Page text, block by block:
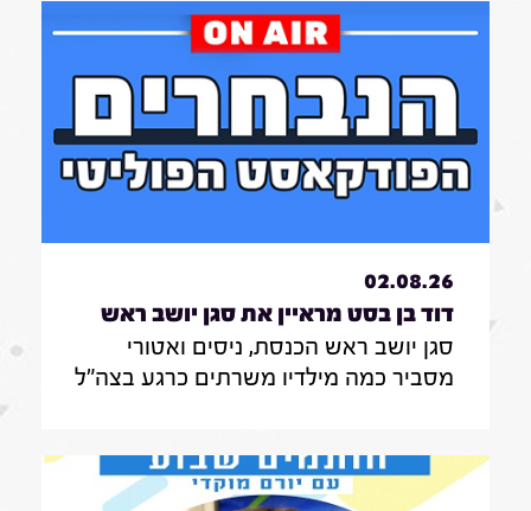
עובד זר בסיעוד לבני 85 ומעלה ומה מניע
אותה בעשייה הפרלמנטרית
02.08.26
דוד בן בסט מראיין את סגן יושב ראש
הכנסת, ניסים ואטורי|31.7.26
סגן יושב ראש הכנסת, ניסים ואטורי
מסביר כמה מילדיו משרתים כרגע בצה"ל
הוא רוצה להיות בממשלה הבאה